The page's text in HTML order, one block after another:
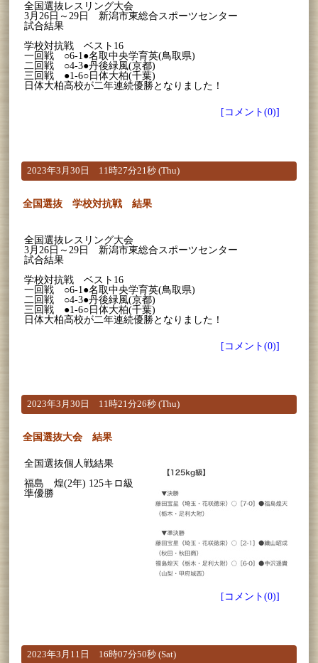
全国選抜レスリング大会
3月26日～29日 新潟市東総合スポーツセンター
試合結果
学校対抗戦 ベスト16
一回戦 ○6-1●名取中央学育英(鳥取県)
二回戦 ○4-3●丹後緑風(京都)
三回戦 ●1-6○日体大柏(千葉)
日体大柏高校が二年連続優勝となりました！
[コメント(0)]
2023年3月30日 11時27分21秒 (Thu)
全国選抜 学校対抗戦 結果
全国選抜レスリング大会
3月26日～29日 新潟市東総合スポーツセンター
試合結果
学校対抗戦 ベスト16
一回戦 ○6-1●名取中央学育英(鳥取県)
二回戦 ○4-3●丹後緑風(京都)
三回戦 ●1-6○日体大柏(千葉)
日体大柏高校が二年連続優勝となりました！
[コメント(0)]
2023年3月30日 11時21分26秒 (Thu)
全国選抜大会 結果
全国選抜個人戦結果
福島 煌(2年) 125キロ級
準優勝
[コメント(0)]
2023年3月11日 16時07分50秒 (Sat)